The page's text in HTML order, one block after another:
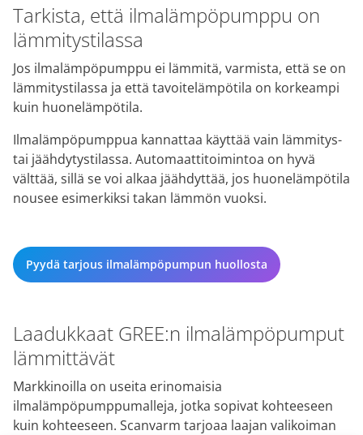
Tarkista, että ilmalämpöpumppu on
lämmitystilassa
Jos ilmalämpöpumppu ei lämmitä, varmista, että se on
lämmitystilassa ja että tavoitelämpötila on korkeampi
kuin huonelämpötila.
Ilmalämpöpumppua kannattaa käyttää vain lämmitys-
tai jäähdytystilassa. Automaattitoimintoa on hyvä
välttää, sillä se voi alkaa jäähdyttää, jos huonelämpötila
nousee esimerkiksi takan lämmön vuoksi.
Pyydä tarjous ilmalämpöpumpun huollosta
Laadukkaat GREE:n ilmalämpöpumput
lämmittävät
Markkinoilla on useita erinomaisia
ilmalämpöpumppumalleja, jotka sopivat kohteeseen
kuin kohteeseen. Scanvarm tarjoaa laajan valikoiman